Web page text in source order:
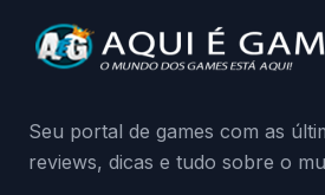
da Playground: negação do
medidas contra acessos não
Seu portal de games com as
reviews, dicas e tudo sobre o